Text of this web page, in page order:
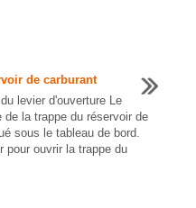
de carburant
levier d'ouverture Le
de la trappe du réservoir de
sous le tableau de bord.
pour ouvrir la trappe du